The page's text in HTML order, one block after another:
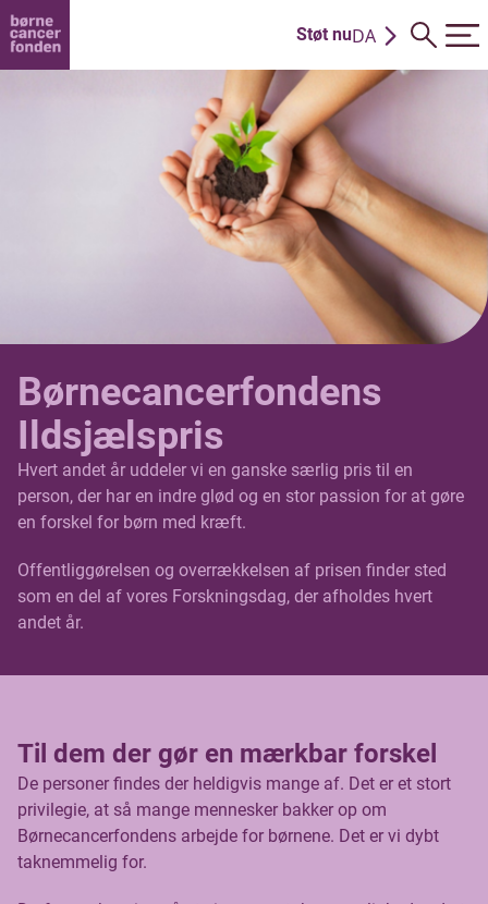
Støt nuDA
Børnecancerfondens
Ildsjælspris
Hvert andet år uddeler vi en ganske særlig pris til en
person, der har en indre glød og en stor passion for at gøre
en forskel for børn med kræft.
Offentliggørelsen og overrækkelsen af prisen finder sted
som en del af vores Forskningsdag, der afholdes hvert
andet år.
Til dem der gør en mærkbar forskel
De personer findes der heldigvis mange af. Det er et stort
privilegie, at så mange mennesker bakker op om
Børnecancerfondens arbejde for børnene. Det er vi dybt
taknemmelig for.